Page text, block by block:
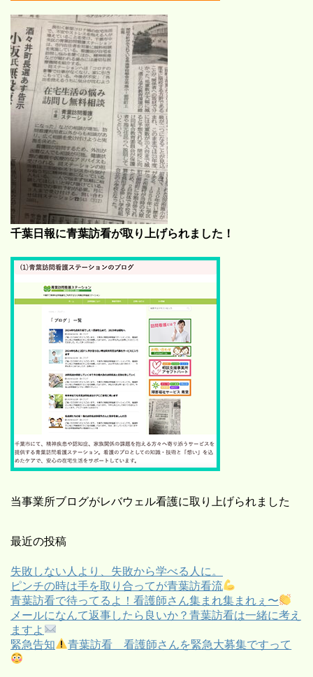
千葉日報に青葉訪看が取り上げられました！
当事業所ブログがレバウェル看護に取り上げられました
最近の投稿
失敗しない人より、失敗から学べる人に。
ピンチの時は手を取り合ってが青葉訪看流
青葉訪看で待ってるよ！看護師さん集まれ集まれぇ〜
メールになんて返事したら良いか？青葉訪看は一緒に考え
ますよ
緊急告知
青葉訪看 看護師さんを緊急大募集ですって